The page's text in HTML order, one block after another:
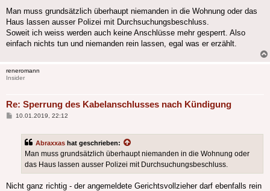
Man muss grundsätzlich überhaupt niemanden in die Wohnung oder das
Haus lassen ausser Polizei mit Durchsuchungsbeschluss.
Soweit ich weiss werden auch keine Anschlüsse mehr gesperrt. Also
einfach nichts tun und niemanden rein lassen, egal was er erzählt.
reneromann
Insider
Re: Sperrung des Kabelanschlusses nach Kündigung
Beitrag
10.01.2019, 22:12
Abraxxas hat geschrieben:
Man muss grundsätzlich überhaupt niemanden in die Wohnung oder
das Haus lassen ausser Polizei mit Durchsuchungsbeschluss.
Nicht ganz richtig - der angemeldete Gerichtsvollzieher darf ebenfalls rein